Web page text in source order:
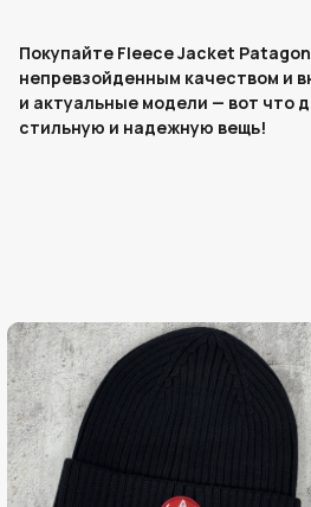
Покупайте Fleece Jacket
непревзойденным качеством и
и актуальные модели — вот что
стильную и надежную вещь!